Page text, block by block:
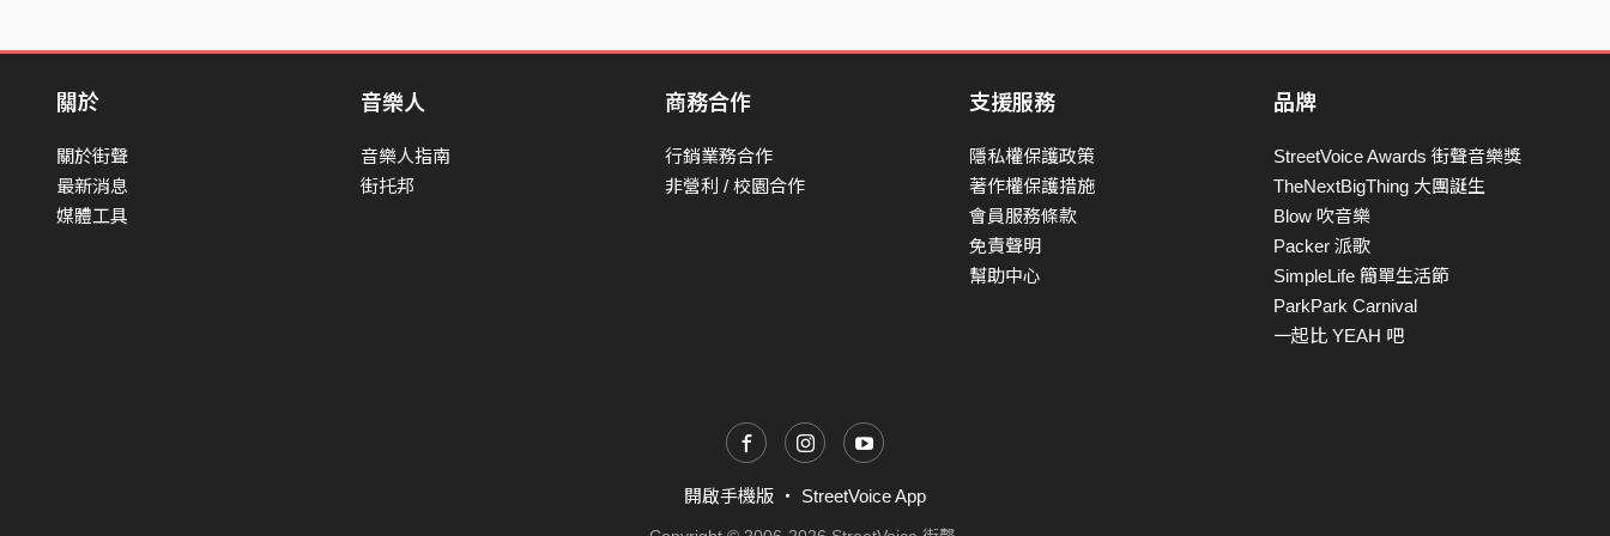
關於
關於街聲
最新消息
媒體工具
音樂人
音樂人指南
街托邦
商務合作
行銷業務合作
非營利 / 校園合作
支援服務
隱私權保護政策
著作權保護措施
會員服務條款
免責聲明
幫助中心
品牌
StreetVoice Awards 街聲音樂獎
TheNextBigThing 大團誕生
Blow 吹音樂
Packer 派歌
SimpleLife 簡單生活節
ParkPark Carnival
一起比 YEAH 吧
開啟手機版 ・ StreetVoice App